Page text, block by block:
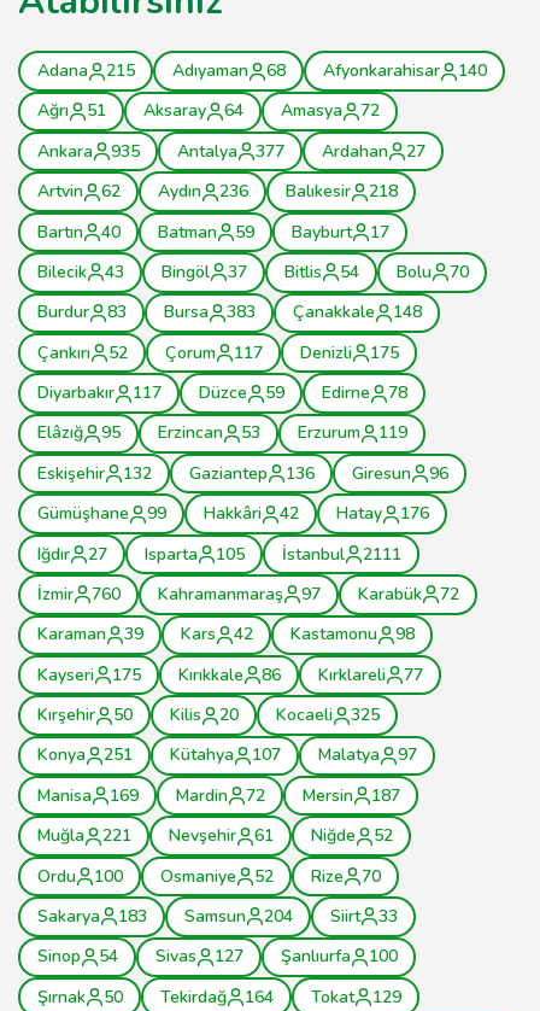
Adana 215 Adıyaman 68 Afyonkarahisar
140
Ağrı
51 Aksaray 64 Amasya
72
Ankara
935 Antalya 377 Ardahan
27
Artvin
62 Aydın 236 Balıkesir
218
Bartın
40 Batman 59 Bayburt
17
Bilecik
43 Bingöl 37 Bitlis 54 Bolu
70
Burdur
83 Bursa 383 Çanakkale
148
Çankırı
52 Çorum 117 Denizli
175
Diyarbakır
117 Düzce 59 Edirne
78
Elâzığ
95 Erzincan 53 Erzurum
119
Eskişehir
132 Gaziantep 136 Giresun
96
Gümüşhane
99 Hakkâri 42 Hatay
176
Iğdır
27 Isparta 105 İstanbul
2111
İzmir
760 Kahramanmaraş 97 Karabük
72
Karaman
39 Kars 42 Kastamonu
98
Kayseri
175 Kırıkkale 86 Kırklareli
77
Kırşehir
50 Kilis 20 Kocaeli
325
Konya
251 Kütahya 107 Malatya
97
Manisa
169 Mardin 72 Mersin
187
Muğla
221 Nevşehir 61 Niğde
52
Ordu
100 Osmaniye 52 Rize
70
Sakarya
183 Samsun 204 Siirt
33
Sinop
54 Sivas 127 Şanlıurfa
100
Şırnak
50 Tekirdağ 164 Tokat
129